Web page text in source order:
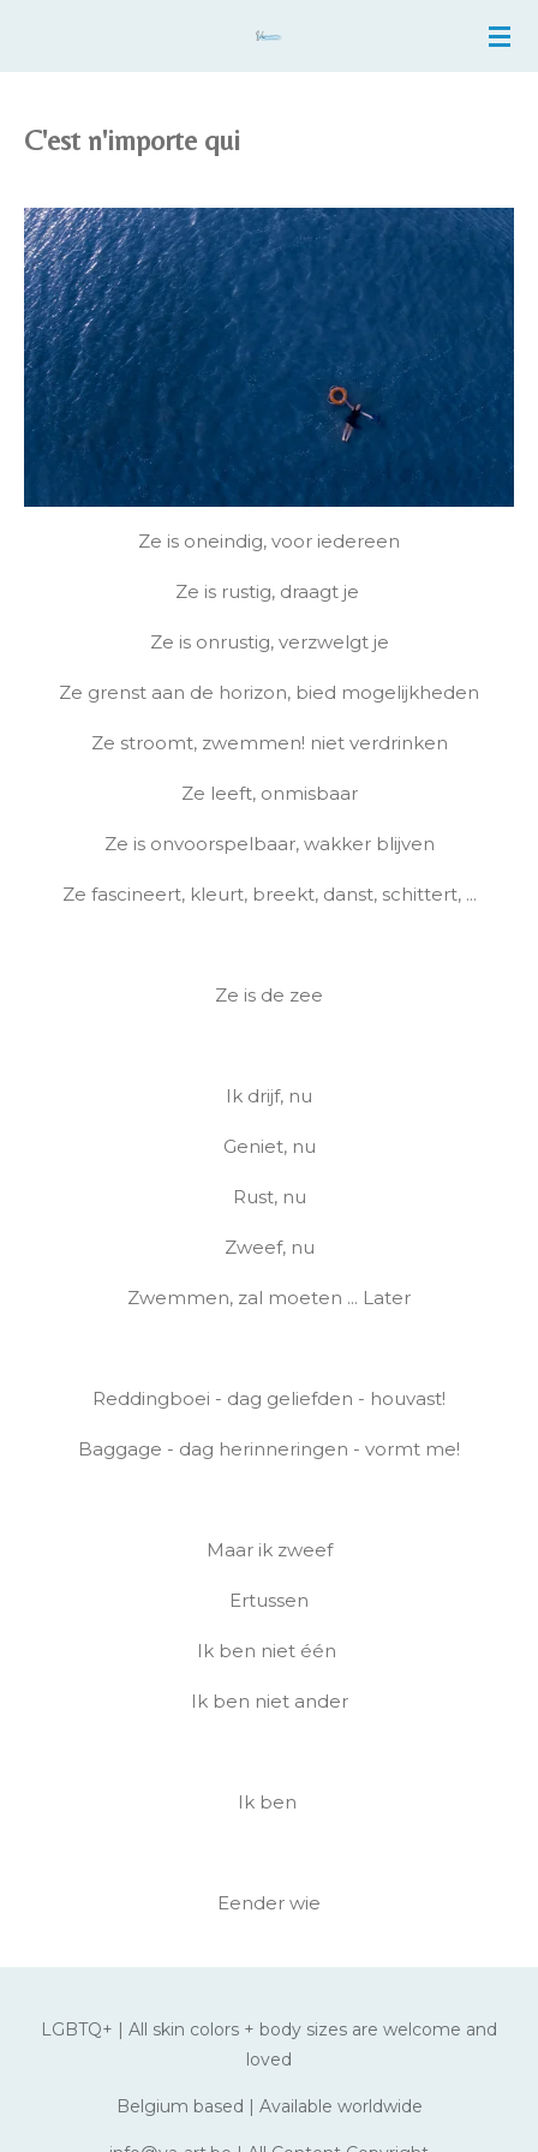
hoofdinhoud
C'est n'importe qui
Ze is oneindig, voor iedereen
Ze is rustig, draagt je
Ze is onrustig, verzwelgt je
Ze grenst aan de horizon, bied mogelijkheden
Ze stroomt, zwemmen! niet verdrinken
Ze leeft, onmisbaar
Ze is onvoorspelbaar, wakker blijven
Ze fascineert, kleurt, breekt, danst, schittert, ...
Ze is de zee
Ik drijf, nu
Geniet, nu
Rust, nu
Zweef, nu
Zwemmen, zal moeten ... Later
Reddingboei - dag geliefden - houvast!
Baggage - dag herinneringen - vormt me!
Maar ik zweef
Ertussen
Ik ben niet één
Ik ben niet ander
Ik ben
Eender wie
LGBTQ+ | All skin colors + body sizes are welcome and
loved
Belgium based | Available worldwide